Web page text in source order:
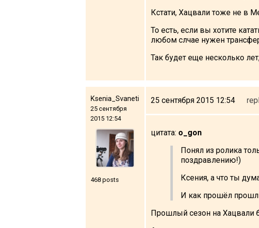
Кстати, Хацвали тоже не в
То есть, если вы хотите
любом слчае нужен
Так будет еще несколько
Ksenia_Svaneti
25 сентября
2015 12:54
468 posts
25 сентября 2015 12:54
цитата: o_gon
Понял из ролика
поздравлению!)
Ксения, а что ты
И как прошёл
Прошлый сезон на Хацвали